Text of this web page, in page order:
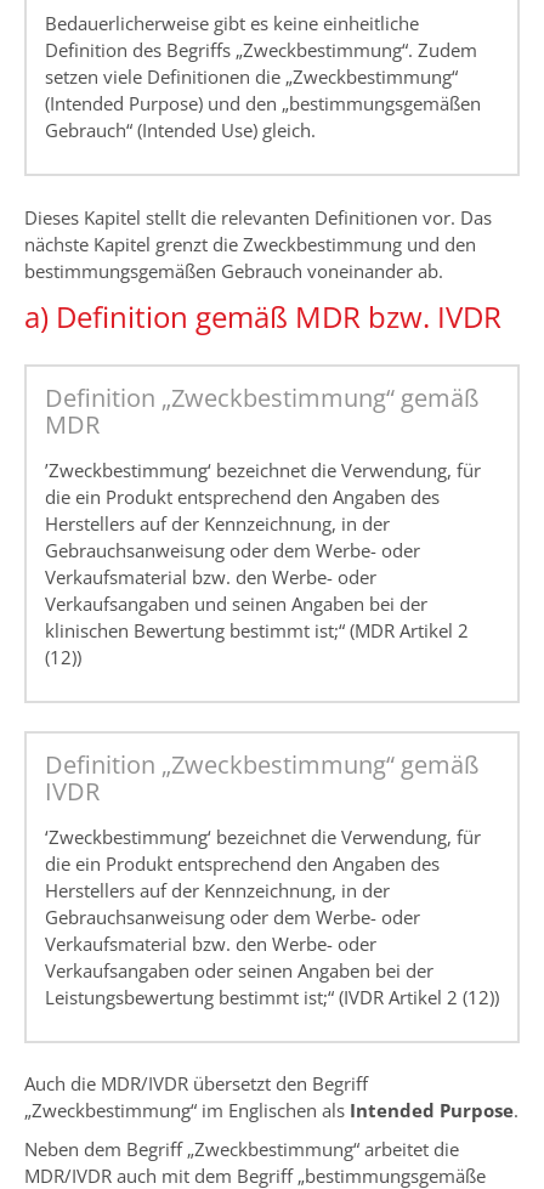
Bedauerlicherweise gibt es keine einheitliche
Definition des Begriffs „Zweckbestimmung“. Zudem
setzen viele Definitionen die „Zweckbestimmung“
(Intended Purpose) und den „bestimmungsgemäßen
Gebrauch“ (Intended Use) gleich.
Dieses Kapitel stellt die relevanten Definitionen vor. Das
nächste Kapitel grenzt die Zweckbestimmung und den
bestimmungsgemäßen Gebrauch voneinander ab.
a) Definition gemäß MDR bzw. IVDR
Definition „Zweckbestimmung“ gemäß
MDR
’Zweckbestimmung‘ bezeichnet die Verwendung, für
die ein Produkt entsprechend den Angaben des
Herstellers auf der Kennzeichnung, in der
Gebrauchsanweisung oder dem Werbe- oder
Verkaufsmaterial bzw. den Werbe- oder
Verkaufsangaben und seinen Angaben bei der
klinischen Bewertung bestimmt ist;“ (MDR Artikel 2
(12))
Definition „Zweckbestimmung“ gemäß
IVDR
‘Zweckbestimmung‘ bezeichnet die Verwendung, für
die ein Produkt entsprechend den Angaben des
Herstellers auf der Kennzeichnung, in der
Gebrauchsanweisung oder dem Werbe- oder
Verkaufsmaterial bzw. den Werbe- oder
Verkaufsangaben oder seinen Angaben bei der
Leistungsbewertung bestimmt ist;“ (IVDR Artikel 2 (12))
Auch die MDR/IVDR übersetzt den Begriff
„Zweckbestimmung“ im Englischen als Intended Purpose.
Neben dem Begriff „Zweckbestimmung“ arbeitet die
MDR/IVDR auch mit dem Begriff „bestimmungsgemäße